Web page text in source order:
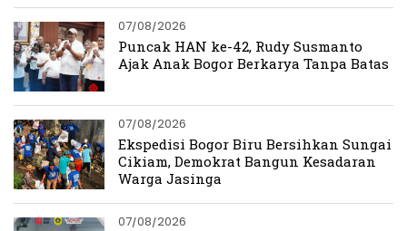
07/08/2026
Puncak HAN ke-42, Rudy Susmanto
Ajak Anak Bogor Berkarya Tanpa Batas
07/08/2026
Ekspedisi Bogor Biru Bersihkan Sungai
Cikiam, Demokrat Bangun Kesadaran
Warga Jasinga
07/08/2026